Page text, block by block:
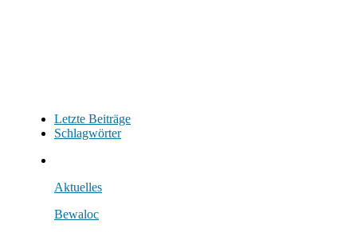
Letzte Beiträge
Schlagwörter
Aktuelles
Bewaloc